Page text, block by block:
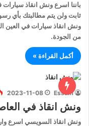
باننا اسرع ونش انقاذ سيارات
ونش انقاذ سيارات في العين
من الجودة.
أكمل القراءة »
Essam
2023-11-08
ونش انقاذ في
ونش انقاذ السويسي اسرع